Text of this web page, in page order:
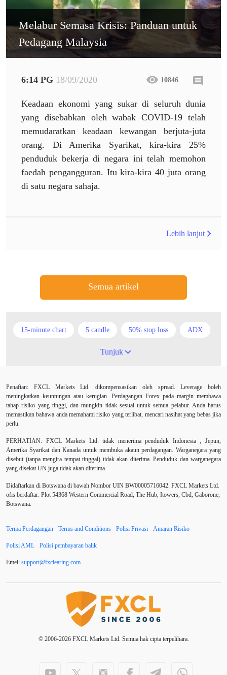
Melabur Semasa Krisis: Panduan untuk
Pedagang Malaysia
6:14 PG 18/09/2020 10846
Keadaan ekonomi yang sukar di seluruh dunia
yang disebabkan oleh wabak COVID-19 telah
memudaratkan keadaan kewangan berjuta-juta
orang. Di Amerika Syarikat, kira-kira 25%
penduduk bekerja di negara ini telah memohon
faedah pengangguran. Itu kira-kira 40 juta orang
di satu negara sahaja.
Lebih lanjut
Semua artikel
15-minute chart 5 candle 50% stop loss ADX
Akaun cent
Analisis teknikal Android Arah menaik
Asian session Australia Average True Range
Berhenti Kerugian Berhenti Rugi Berita Forex
Buy Limit Buy Stop CAD CHF
Chinese Yuan
Donald Trump
Donald Trump Twitter EA EA Agresif
EA tester ECB ECN ECN Copytrade
Tunjuk
Penafian: FXCL Markets Ltd. dikompensasikan oleh spread. Leverage boleh
meningkatkan keuntungan atau kerugian. Perdagangan Forex pada margin membawa
tahap risiko yang tinggi, dan mungkin tidak sesuai untuk semua pelabur. Anda harus
memastikan bahawa anda memahami risiko yang terlibat, mencari nasihat yang bebas jika
perlu.
PERHATIAN: FXCL Markets Ltd. tidak menerima penduduk Indonesia , Jepun,
Amerika Syarikat dan Kanada untuk membuka akaun perdagangan. Warganegara yang
disebut (tanpa mengira tempat tinggal) tidak akan diterima. Penduduk dan warganegara
yang disekat UN juga tidak akan diterima.
Didaftarkan di Botswana di bawah Nombor UIN BW00005716042. FXCL Markets Ltd.
ofis berdaftar: Plot 54368 Western Commercial Road, The Hub, Itowers, Cbd, Gaborone,
Botswana.
Terma Perdagangan Terms and Conditions Polisi Privasi Amaran Risiko
Polisi AML Polisi pembayaran balik
Emel: support@fxclearing com
© 2006-2026 FXCL Markets Ltd. Semua hak cipta terpelihara.